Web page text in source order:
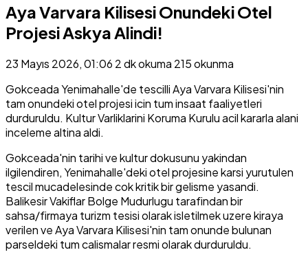
Aya Varvara Kilisesi Onundeki Otel
Projesi Askya Alindi!
23 Mayıs 2026, 01:06 2 dk okuma 215 okunma
Gokceada Yenimahalle'de tescilli Aya Varvara Kilisesi'nin
tam onundeki otel projesi icin tum insaat faaliyetleri
durduruldu. Kultur Varliklarini Koruma Kurulu acil kararla alani
inceleme altina aldi.
Gokceada'nin tarihi ve kultur dokusunu yakindan
ilgilendiren, Yenimahalle'deki otel projesine karsi yurutulen
tescil mucadelesinde cok kritik bir gelisme yasandi.
Balikesir Vakiflar Bolge Mudurlugu tarafindan bir
sahsa/firmaya turizm tesisi olarak isletilmek uzere kiraya
verilen ve Aya Varvara Kilisesi'nin tam onunde bulunan
parseldeki tum calismalar resmi olarak durduruldu.